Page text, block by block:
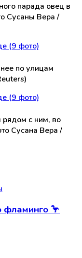
парада овец в
Сусаны Вера /
по улицам
рядом с ним, во
Сусана Вера /
фламинго 🦩